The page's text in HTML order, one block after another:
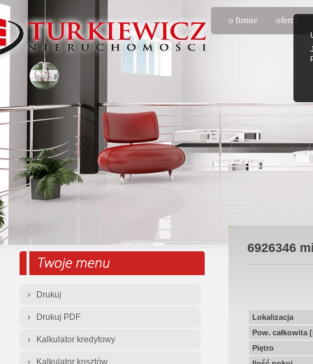
o firmie oferta
Drukuj
Drukuj PDF
Kalkulator kredytowy
Kalkulator kosztów
6926346
Lokalizacja
Pow. całkowita
Piętro